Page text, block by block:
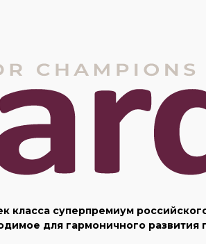
класса суперпремиум
для гармоничного развития